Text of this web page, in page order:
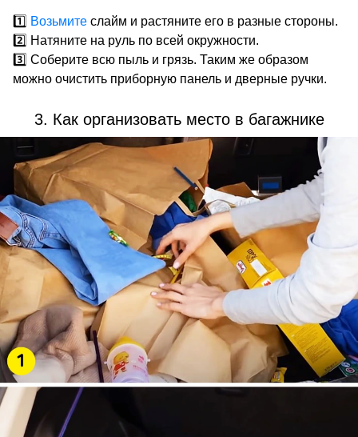
1️⃣ Возьмите слайм и растяните его в разные стороны.
2️⃣ Натяните на руль по всей окружности.
3️⃣ Соберите всю пыль и грязь. Таким же образом
можно очистить приборную панель и дверные ручки.
3. Как организовать место в багажнике